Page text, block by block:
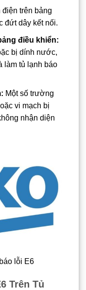
điện trên bảng
đứt dây kết nối.
điều khiển:
bị dính nước,
làm tủ lạnh báo
Một số trường
vi mạch bị
nhận diện
lỗi E6
Trên Tủ